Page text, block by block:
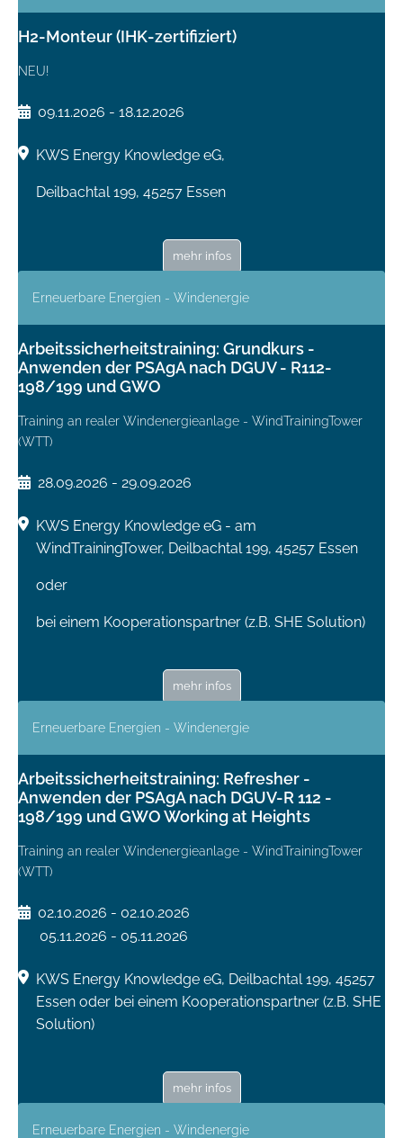
H2-Monteur (IHK-zertifiziert)
NEU!
09.11.2026 - 18.12.2026
KWS Energy Knowledge eG,
Deilbachtal 199, 45257 Essen
mehr infos
Erneuerbare Energien - Windenergie
Arbeitssicherheitstraining: Grundkurs -
Anwenden der PSAgA nach DGUV - R112-
198/199 und GWO
Training an realer Windenergieanlage - WindTrainingTower
(WTT)
28.09.2026 - 29.09.2026
KWS Energy Knowledge eG - am
WindTrainingTower, Deilbachtal 199, 45257 Essen
oder
bei einem Kooperationspartner (z.B. SHE Solution)
mehr infos
Erneuerbare Energien - Windenergie
Arbeitssicherheitstraining: Refresher -
Anwenden der PSAgA nach DGUV-R 112 -
198/199 und GWO Working at Heights
Training an realer Windenergieanlage - WindTrainingTower
(WTT)
02.10.2026 - 02.10.2026
05.11.2026 - 05.11.2026
KWS Energy Knowledge eG, Deilbachtal 199, 45257
Essen oder bei einem Kooperationspartner (z.B. SHE
Solution)
mehr infos
Erneuerbare Energien - Windenergie